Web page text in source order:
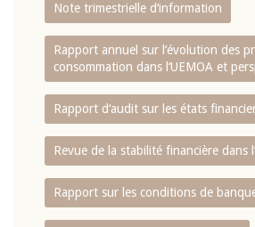
Note trimestrielle d‘information
Rapport annuel sur l‘évolution des
consommation dans l‘UEMOA et
Rapport d‘audit sur les états
Revue de la stabilité financière dans
Rapport sur les conditions de